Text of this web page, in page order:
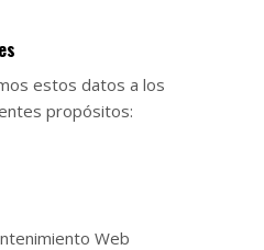
estos datos a los
propósitos:
Web